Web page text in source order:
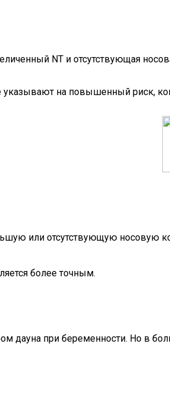
NT и отсутствующая
указывают на повышенный риск,
или отсутствующую носовую
более точным.
дауна при беременности. Но в